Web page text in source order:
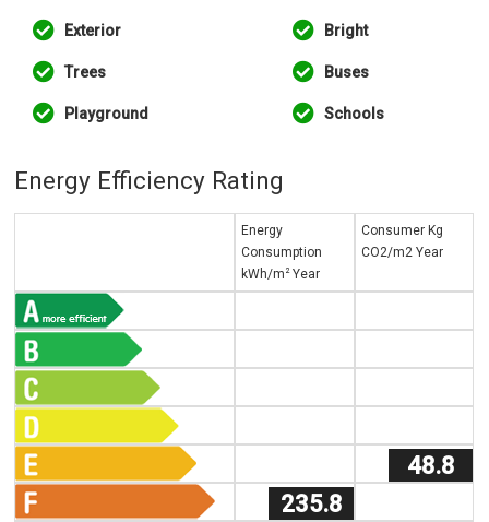
Exterior Bright
Trees Buses
Playground Schools
Energy Efficiency Rating
Energy
Consumption
kWh/m 2Year
Consumer Kg
CO2/m2 Year
48.8
235.8